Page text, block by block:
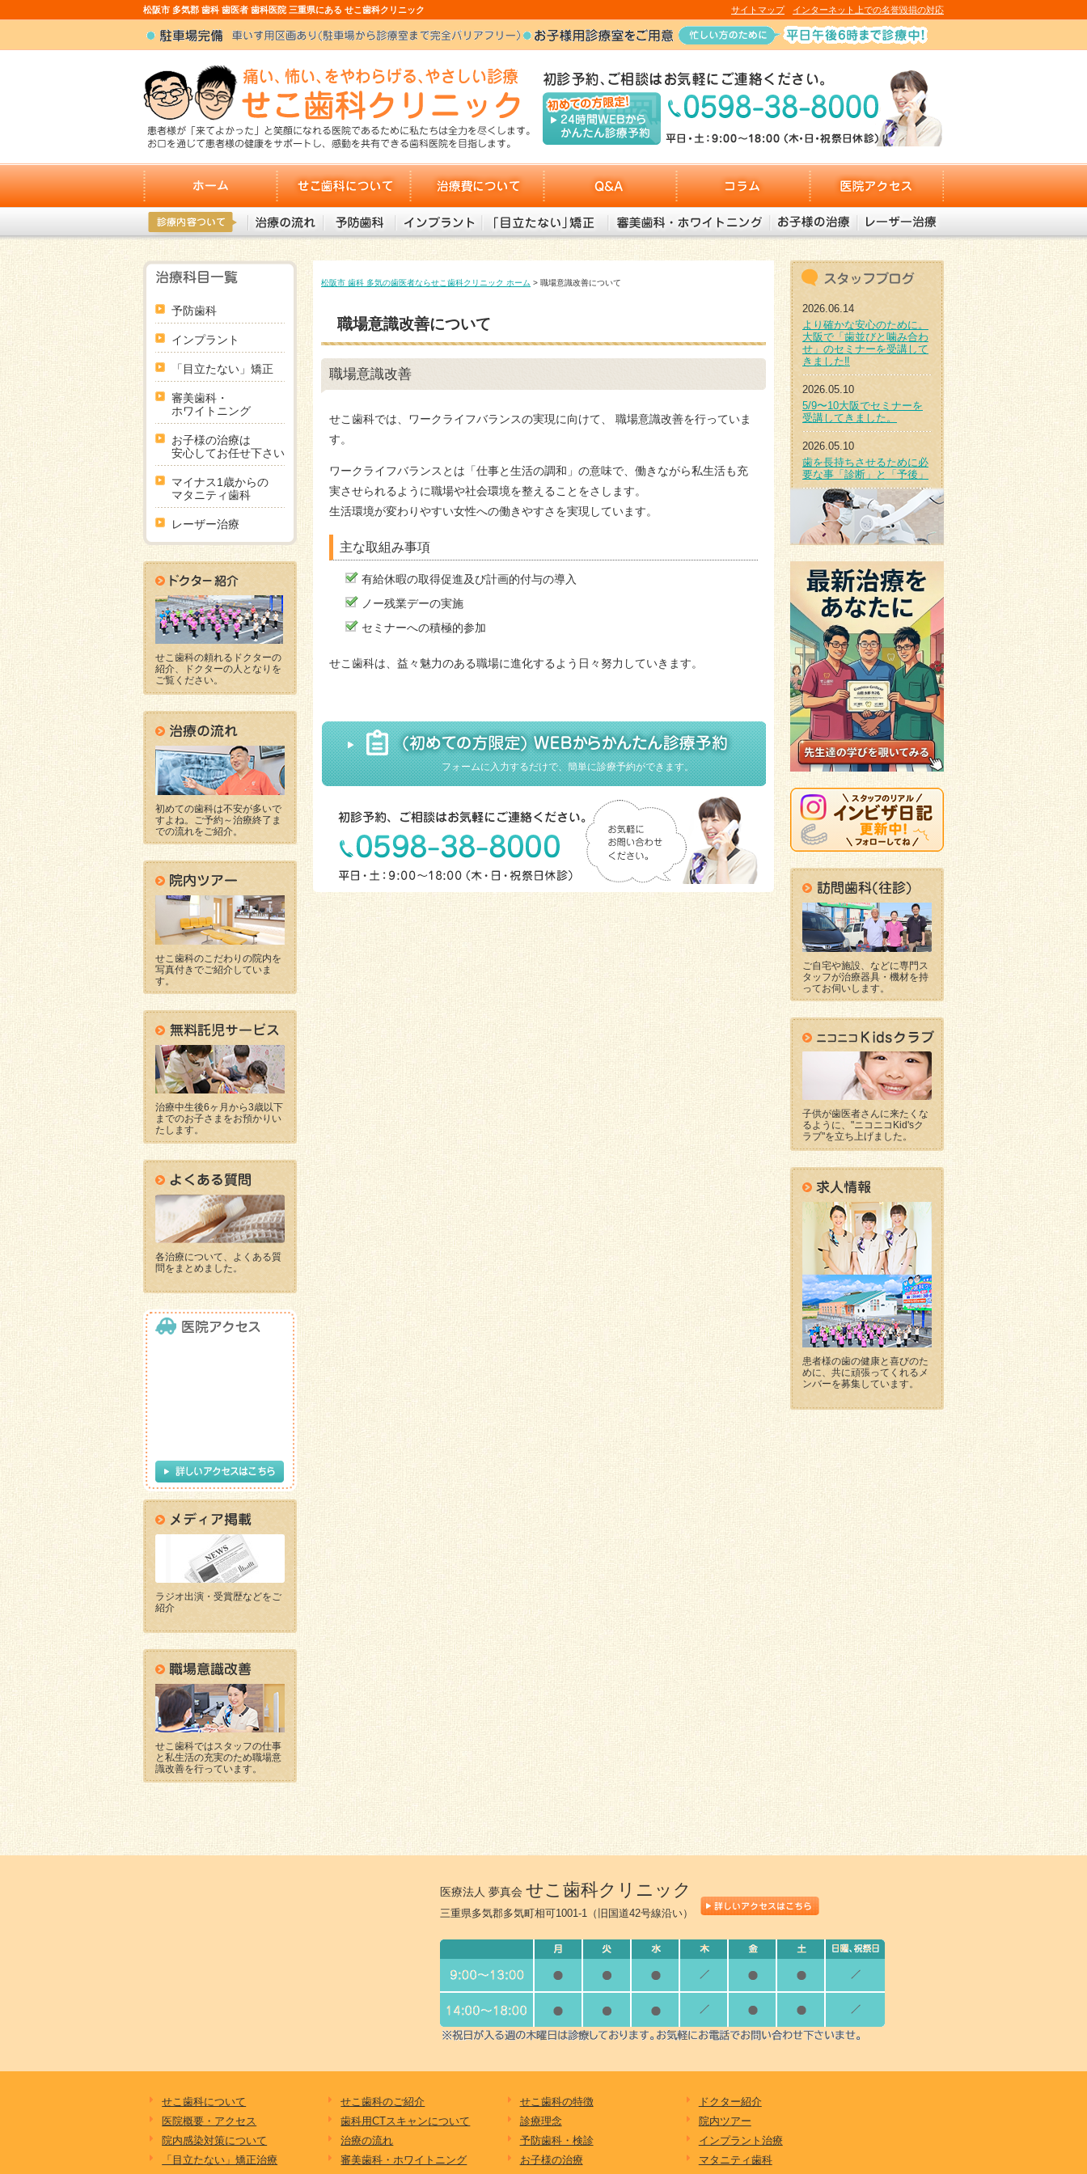
松阪市 多気郡 歯科 歯医者 歯科医院 三重県にある せこ歯科クリニック サイトマップ インターネット上での名誉毀損の対応
ホーム せこ歯科について 治療費について Q&A コラム
医院アクセス
診療内容について
インプラント 「目立たない」矯正 審美歯科・ホワイトニング
松阪市 歯科 多気の歯医者ならせこ歯科クリニック ホーム > 職場意識改善について
職場意識改善について
職場意識改善
せこ歯科では、ワークライフバランスの実現に向けて、 職場意識改善を行っていま
す。
ワークライフバランスとは「仕事と生活の調和」の意味で、働きながら私生活も充
実させられるように職場や社会環境を整えることをさします。
生活環境が変わりやすい女性への働きやすさを実現しています。
主な取組み事項
有給休暇の取得促進及び計画的付与の導入
ノー残業デーの実施
セミナーへの積極的参加
せこ歯科は、益々魅力のある職場に進化するよう日々努力していきます。
フォームに入力するだけで、簡単に診療予約ができます。
2026.06.14
より確かな安心のために。
大阪で「歯並びと噛み合わ
せ」のセミナーを受講して
きました‼︎
2026.05.10
5/9〜10大阪でセミナーを
受講してきました。
2026.05.10
歯を長持ちさせるために必
要な事「診断」と「予後」
ご自宅や施設、などに専門ス
タッフが治療器具・機材を持
ってお伺いします。
子供が歯医者さんに来たくな
るように、"ニコニコKid'sク
ラブ"を立ち上げました。
患者様の歯の健康と喜びのた
めに、共に頑張ってくれるメ
ンバーを募集しています。
予防歯科
インプラント
「目立たない」矯正
審美歯科・
ホワイトニング
お子様の治療は
安心してお任せ下さい
マイナス1歳からの
マタニティ歯科
レーザー治療
せこ歯科の頼れるドクターの
紹介、ドクターの人となりを
ご覧ください。
初めての歯科は不安が多いで
すよね。ご予約～治療終了ま
での流れをご紹介。
せこ歯科のこだわりの院内を
写真付きでご紹介していま
す。
治療中生後6ヶ月から3歳以下
までのお子さまをお預かりい
たします。
各治療について、よくある質
問をまとめました。
ラジオ出演・受賞歴などをご
紹介
せこ歯科ではスタッフの仕事
と私生活の充実のため職場意
識改善を行っています。
医療法人 夢真会 せこ歯科クリニック
三重県多気郡多気町相可1001-1（旧国道42号線沿い）
せこ歯科について せこ歯科のご紹介 せこ歯科の特徴
ドクター紹介
医院概要・アクセス
歯科用CTスキャンについて 診療理念
院内ツアー
院内感染対策について
治療の流れ 予防歯科・検診
インプラント治療
「目立たない」矯正治療
審美歯科・ホワイトニング お子様の治療
マタニティ歯科